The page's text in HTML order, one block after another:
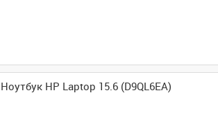
Ноутбук HP Laptop 15.6 (D9QL6EA)